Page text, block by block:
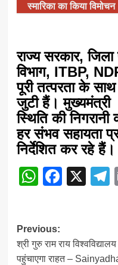
स्मारिका का किया विमोचन
राज्य सरकार,
विभाग, ITBP,
पूरी तत्परता के साथ
जुटी हैं। मुख्यमंत्री
स्थिति की
हर संभव सहायता
निर्देशित कर रहे हैं।
X
Post
navigation
Previous:
श्री गुरु राम राय
पहुंचाएगा राहत –